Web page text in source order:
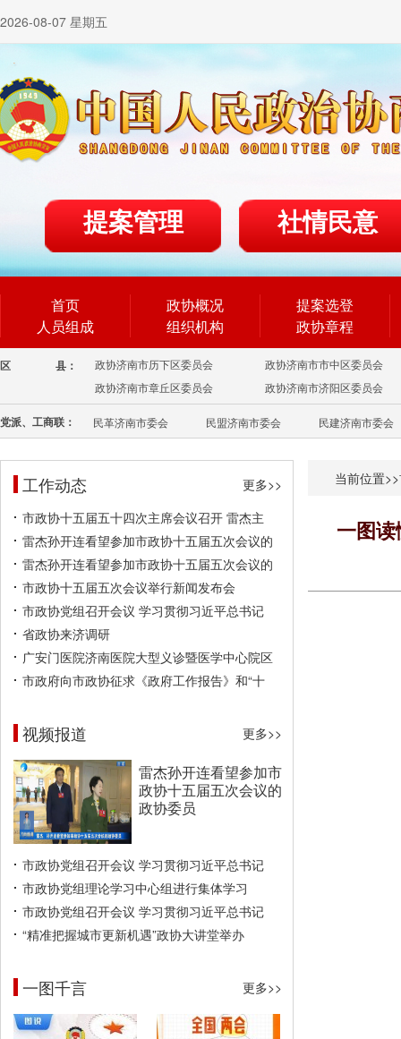
2026-08-07 星期五
提案管理 社情民意
首页
人员组成
政协概况
组织机构
提案选登
政协章程
区 县： 政协济南市历下区委员会
政协济南市市中区委员会
政协济南市章丘区委员会
政协济南市济阳区委员会
党派、工商联： 民革济南市委会 民盟济南市委会 民建济南市委会
工作动态
更多>>
市政协十五届五十四次主席会议召开 雷杰主
雷杰孙开连看望参加市政协十五届五次会议的
雷杰孙开连看望参加市政协十五届五次会议的
市政协十五届五次会议举行新闻发布会
市政协党组召开会议 学习贯彻习近平总书记
省政协来济调研
广安门医院济南医院大型义诊暨医学中心院区
市政府向市政协征求《政府工作报告》和“十
视频报道 更多>>
雷杰孙开连看望参加市
政协十五届五次会议的
政协委员
市政协党组召开会议 学习贯彻习近平总书记
市政协党组理论学习中心组进行集体学习
市政协党组召开会议 学习贯彻习近平总书记
“精准把握城市更新机遇”政协大讲堂举办
一图千言 更多>>
当前位置>>
一图